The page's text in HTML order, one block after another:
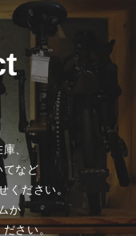
庫、
てなど
ください。
か
ださい。